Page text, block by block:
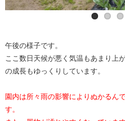
午後の様子です。
ここ数日天候が悪く気温もあまり上
の成長もゆっくりしています。
園内は所々雨の影響によりぬかるん
す。